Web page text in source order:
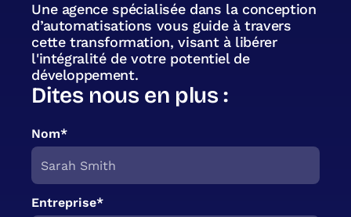
Une agence spécialisée dans la conception
d’automatisations vous guide à travers
cette transformation, visant à libérer
l'intégralité de votre potentiel de
développement.
Dites nous en plus :
Nom*
Entreprise*